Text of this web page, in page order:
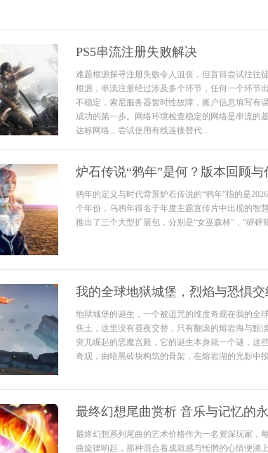
PS5串流注册失败解决
难题根源探寻注册失败令人沮丧，但盲目尝试往往
根源，串流注册经过涉及多个环节，任何一个环节
不稳定，索尼服务器暂时性故障，账户信息填写有
成功的第一步。网络环境检查稳定的网络是串流的
达标网络，尝试使用有线连接替代...
炉石传说“鸦年”是何？版本回顾与
鸦年的定义与时代背景炉石传说的“鸦年”指的是
个年份，乌鸦年得名于年度主题宣传片中出现的智
推出了三个大型扩展包，分别是“女巫森林”，“砰砰
我的全球地狱城堡，烈焰与恐惧
地狱城堡的诞生，一个被诅咒的维度奇观在我的全
焦土，这里没有昼夜交替，只有翻滚的熔岩海与黯
突兀崛起的恶魔宫殿，它的诞生本身就一个谜，这
奇观，由暗黑砖块构筑的骨架，在熔岩湖的光影中
最终幻想尾曲赏析 音乐与记忆的
最终幻想系列尾曲的艺术价格作为一名资深玩家，
曲旋律响起，那种混合着成就感与怅惘的心情便涌